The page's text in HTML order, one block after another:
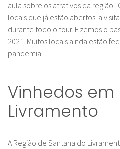
aula sobre os atrativos da
locais que já estão abertos a
durante todo o tour. Fizemos o
2021. Muitos locais ainda estão
pandemia.
Vinhedos
Livramento
A Região de Santana do